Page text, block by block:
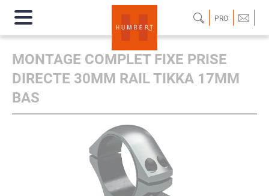
PRO
MONTAGE COMPLET FIXE PRISE
DIRECTE 30MM RAIL TIKKA 17MM
BAS